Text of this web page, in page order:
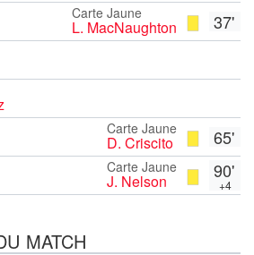
37'
Carte Jaune
L. MacNaughton
65'
Carte Jaune
D. Criscito
90'
+4
Carte Jaune
J. Nelson
MATCH